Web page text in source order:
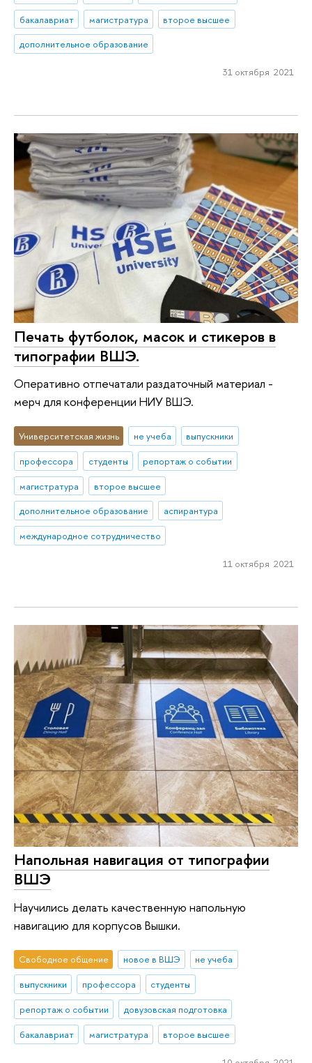
бакалавриат
магистратура
второе высшее
дополнительное образование
31 октября 2021
Печать футболок, масок и стикеров в
типографии ВШЭ.
Оперативно отпечатали раздаточный материал -
мерч для конференции НИУ ВШЭ.
Университетская жизнь не учеба
выпускники
профессора
студенты
репортаж о событии
магистратура
второе высшее
дополнительное образование
аспирантура
международное сотрудничество
11 октября 2021
Напольная навигация от типографии
ВШЭ
Научились делать качественную напольную
навигацию для корпусов Вышки.
Свободное общение новое в ВШЭ
не учеба
выпускники
профессора
студенты
репортаж о событии
довузовская подготовка
бакалавриат
магистратура второе высшее